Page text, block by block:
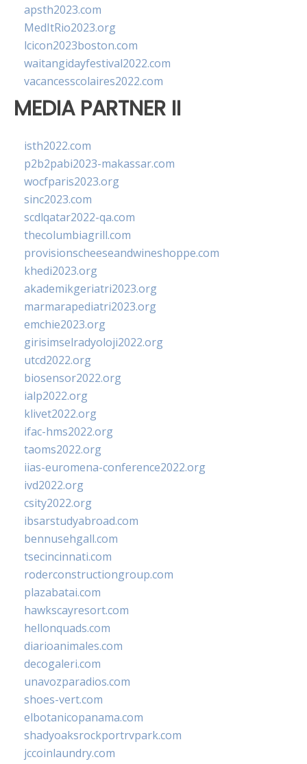
apsth2023.com
MedItRio2023.org
lcicon2023boston.com
waitangidayfestival2022.com
vacancesscolaires2022.com
MEDIA PARTNER II
isth2022.com
p2b2pabi2023-makassar.com
wocfparis2023.org
sinc2023.com
scdlqatar2022-qa.com
thecolumbiagrill.com
provisionscheeseandwineshoppe.com
khedi2023.org
akademikgeriatri2023.org
marmarapediatri2023.org
emchie2023.org
girisimselradyoloji2022.org
utcd2022.org
biosensor2022.org
ialp2022.org
klivet2022.org
ifac-hms2022.org
taoms2022.org
iias-euromena-conference2022.org
ivd2022.org
csity2022.org
ibsarstudyabroad.com
bennusehgall.com
tsecincinnati.com
roderconstructiongroup.com
plazabatai.com
hawkscayresort.com
hellonquads.com
diarioanimales.com
decogaleri.com
unavozparadios.com
shoes-vert.com
elbotanicopanama.com
shadyoaksrockportrvpark.com
jccoinlaundry.com